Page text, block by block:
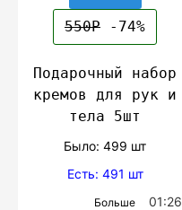
550Р -74%
Подарочный набор
кремов для рук и
тела 5шт
Было: 499 шт
Есть: 491 шт
Больше 01:26